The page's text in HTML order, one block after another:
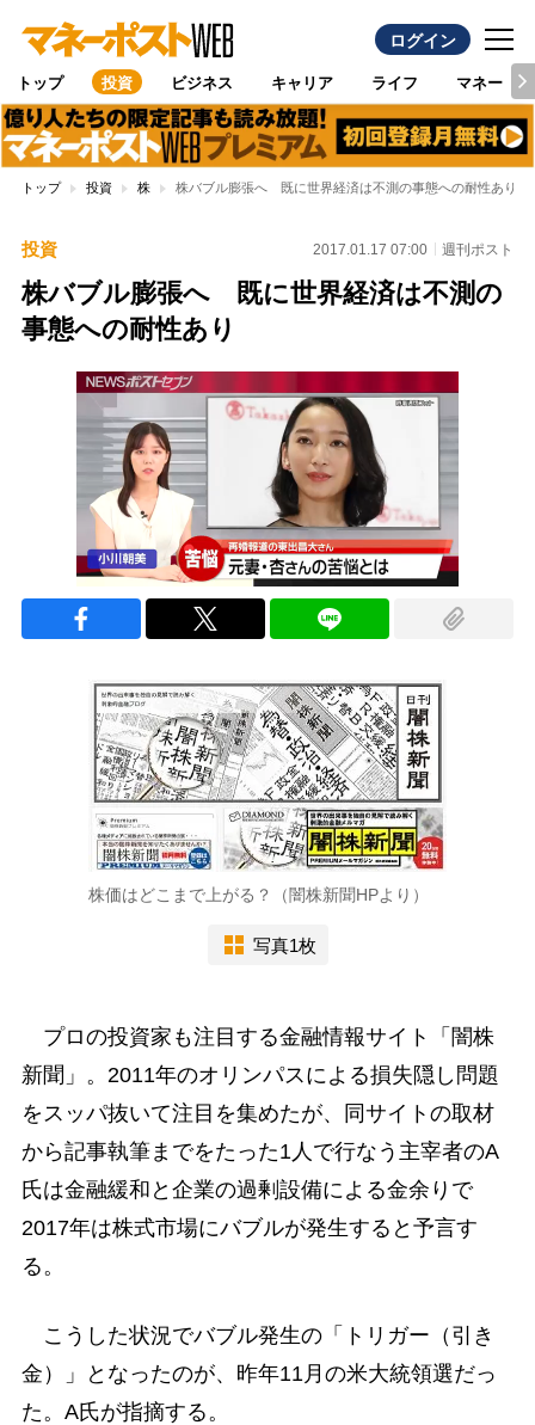
ログイン
トップ 投資 ビジネス キャリア ライフ マネー
トップ 投資 株 株バブル膨張へ 既に世界経済は不測の事態への耐性あり
投資 2017.01.17 07:00 週刊ポスト
株バブル膨張へ 既に世界経済は不測の
事態への耐性あり
株価はどこまで上がる？（闇株新聞HPより）
写真1枚
プロの投資家も注目する金融情報サイト「闇株
新聞」。2011年のオリンパスによる損失隠し問題
をスッパ抜いて注目を集めたが、同サイトの取材
から記事執筆までをたった1人で行なう主宰者のA
氏は金融緩和と企業の過剰設備による金余りで
2017年は株式市場にバブルが発生すると予言す
る。
こうした状況でバブル発生の「トリガー（引き
金）」となったのが、昨年11月の米大統領選だっ
た。A氏が指摘する。